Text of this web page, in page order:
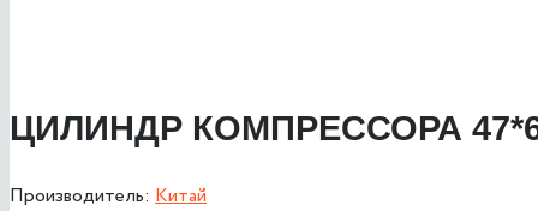
ЦИЛИНДР КОМПРЕССОРА
Производитель: Китай